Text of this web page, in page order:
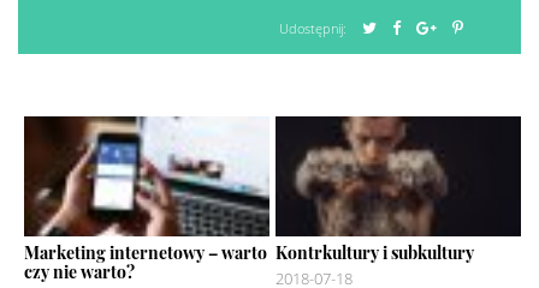
Udostępnij:
Marketing internetowy – warto
czy nie warto?
Kontrkultury i subkultury
2018-07-18